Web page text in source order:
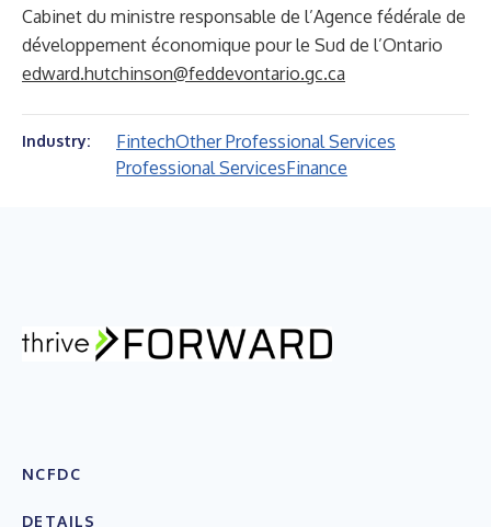
Cabinet du ministre responsable de l’Agence fédérale de
développement économique pour le Sud de l’Ontario
edward.hutchinson@feddevontario.gc.ca
Industry: FintechOther Professional Services
Professional ServicesFinance
NCFDC
DETAILS